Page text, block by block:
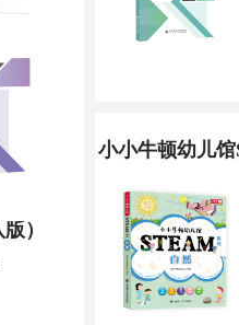
人工智能导
作 者:杨
小小牛顿幼儿